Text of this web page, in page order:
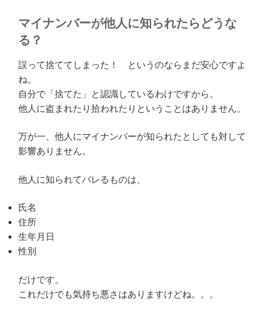
マイナンバーが他人に知られたらどうな
る？
誤って捨ててしまった！ というのならまだ安心ですよ
ね。
自分で「捨てた」と認識しているわけですから。
他人に盗まれたり拾われたりということはありません。
万が一、他人にマイナンバーが知られたとしても対して
影響ありません。
他人に知られてバレるものは、
氏名
住所
生年月日
性別
だけです。
これだけでも気持ち悪さはありますけどね。。。